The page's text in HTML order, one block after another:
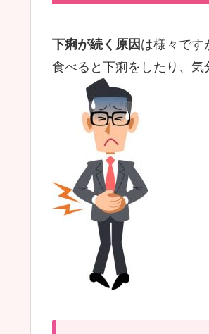
下痢が続く原因 は様々です
食べると下痢をしたり、気